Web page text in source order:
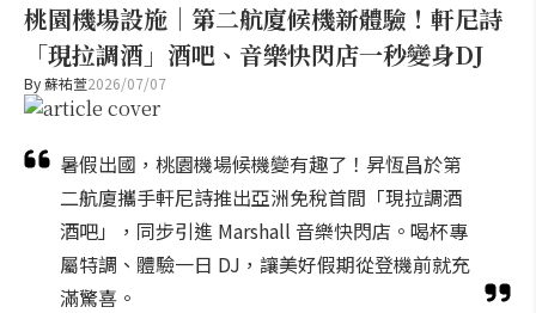
桃園機場設施｜第二航廈候機新體驗！軒尼詩
「現拉調酒」酒吧、音樂快閃店一秒變身DJ
By蘇祐萱2026/07/07
暑假出國，桃園機場候機變有趣了！昇恆昌於第
二航廈攜手軒尼詩推出亞洲免稅首間「現拉調酒
酒吧」，同步引進 Marshall 音樂快閃店。喝杯專
屬特調、體驗一日 DJ，讓美好假期從登機前就充
滿驚喜。